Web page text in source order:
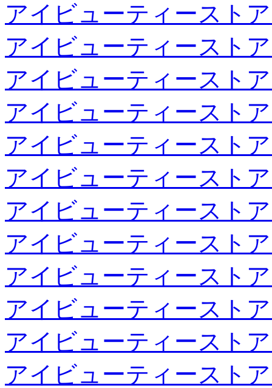
アイビューティースト
アイビューティースト
アイビューティースト
アイビューティースト
アイビューティースト
アイビューティースト
アイビューティースト
アイビューティースト
アイビューティースト
アイビューティースト
アイビューティースト
アイビューティースト